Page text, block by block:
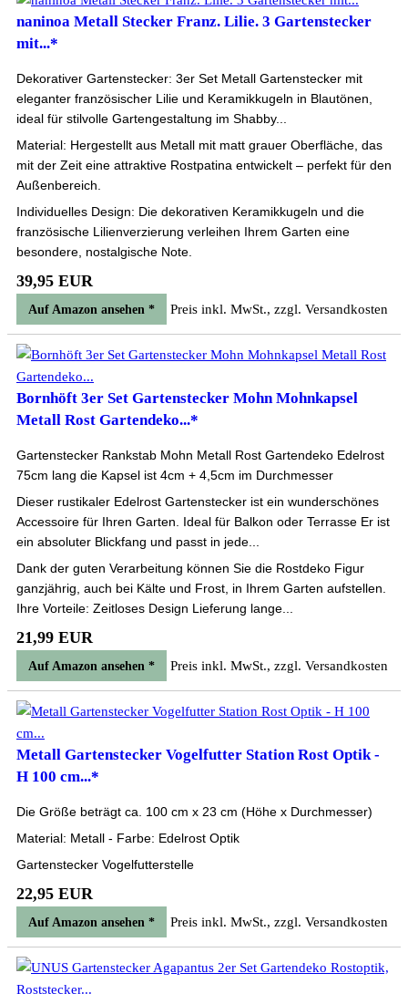
naninoa Metall Stecker Franz. Lilie. 3 Gartenstecker
mit...*
Dekorativer Gartenstecker: 3er Set Metall Gartenstecker mit
eleganter französischer Lilie und Keramikkugeln in Blautönen,
ideal für stilvolle Gartengestaltung im Shabby...
Material: Hergestellt aus Metall mit matt grauer Oberfläche, das
mit der Zeit eine attraktive Rostpatina entwickelt – perfekt für den
Außenbereich.
Individuelles Design: Die dekorativen Keramikkugeln und die
französische Lilienverzierung verleihen Ihrem Garten eine
besondere, nostalgische Note.
39,95 EUR
Auf Amazon ansehen * Preis inkl. MwSt., zzgl. Versandkosten
Bornhöft 3er Set Gartenstecker Mohn Mohnkapsel
Metall Rost Gartendeko...*
Gartenstecker Rankstab Mohn Metall Rost Gartendeko Edelrost
75cm lang die Kapsel ist 4cm + 4,5cm im Durchmesser
Dieser rustikaler Edelrost Gartenstecker ist ein wunderschönes
Accessoire für Ihren Garten. Ideal für Balkon oder Terrasse Er ist
ein absoluter Blickfang und passt in jede...
Dank der guten Verarbeitung können Sie die Rostdeko Figur
ganzjährig, auch bei Kälte und Frost, in Ihrem Garten aufstellen.
Ihre Vorteile: Zeitloses Design Lieferung lange...
21,99 EUR
Auf Amazon ansehen * Preis inkl. MwSt., zzgl. Versandkosten
Metall Gartenstecker Vogelfutter Station Rost Optik -
H 100 cm...*
Die Größe beträgt ca. 100 cm x 23 cm (Höhe x Durchmesser)
Material: Metall - Farbe: Edelrost Optik
Gartenstecker Vogelfutterstelle
22,95 EUR
Auf Amazon ansehen * Preis inkl. MwSt., zzgl. Versandkosten